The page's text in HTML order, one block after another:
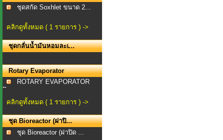
ชุดสกัด Soxhlet ขนาด 2...
คลิกดูทั้งหมด ( 1 รายการ ) ->
ชุดกลั่นน้ำมันหอมละเ...
Rotary Evaporator
ROTARY EVAPORATOR
Bra...
คลิกดูทั้งหมด ( 1 รายการ ) ->
ชุด Bioreactor (ฝาปิ...
ชุด Bioreactor (ฝาปิด ...